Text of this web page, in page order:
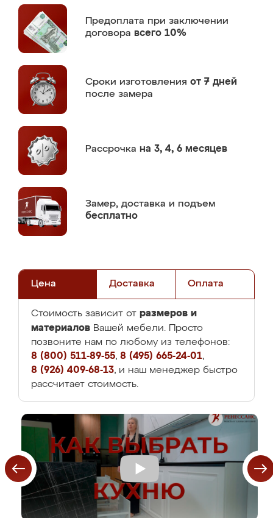
Предоплата при заключении
договора всего 10%
Сроки изготовления от 7 дней
после замера
Рассрочка на 3, 4, 6 месяцев
Замер, доставка и подъем
бесплатно
Цена Доставка Оплата
Стоимость зависит от размеров и
материалов Вашей мебели. Просто
позвоните нам по любому из телефонов:
8 (800) 511-89-55, 8 (495) 665-24-01,
8 (926) 409-68-13, и наш менеджер быстро
рассчитает стоимость.